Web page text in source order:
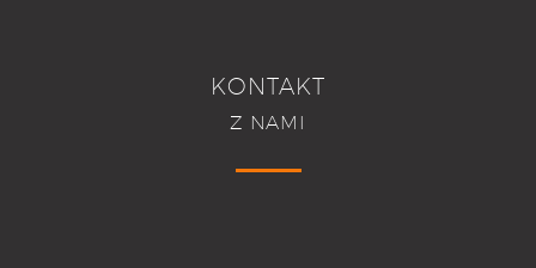
KONTAKT
Z NAMI